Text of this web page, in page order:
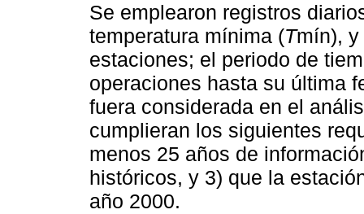
Se emplearon registros
temperatura mínima (Tmín), y
estaciones; el periodo de
operaciones hasta su última
fuera considerada en el
cumplieran los siguientes
menos 25 años de
históricos, y 3) que la
año 2000.